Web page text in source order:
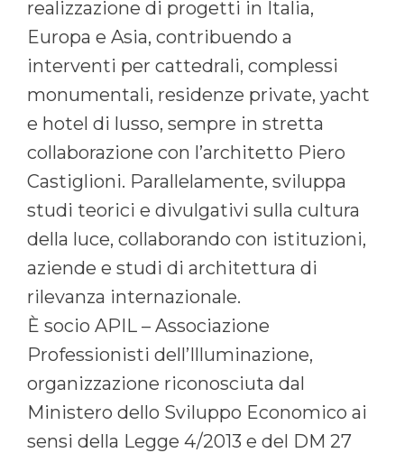
realizzazione di progetti in Italia,
Europa e Asia, contribuendo a
interventi per cattedrali, complessi
monumentali, residenze private, yacht
e hotel di lusso, sempre in stretta
collaborazione con l’architetto Piero
Castiglioni. Parallelamente, sviluppa
studi teorici e divulgativi sulla cultura
della luce, collaborando con istituzioni,
aziende e studi di architettura di
rilevanza internazionale.
È socio APIL – Associazione
Professionisti dell’Illuminazione,
organizzazione riconosciuta dal
Ministero dello Sviluppo Economico ai
sensi della Legge 4/2013 e del DM 27